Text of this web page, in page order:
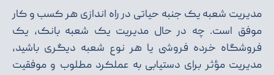
مدیریت شعبه یک جنبه حیاتی در راه اندازی هر کسب و کار
موفق است. چه در حال مدیریت یک شعبه بانک، یک
فروشگاه خرده فروشی یا هر نوع شعبه دیگری باشید،
مدیریت مؤثر برای دستیابی به عملکرد مطلوب و موفقیت